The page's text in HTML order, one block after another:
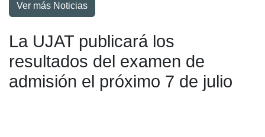
Ver más Noticias
La UJAT publicará los
resultados del examen de
admisión el próximo 7 de julio